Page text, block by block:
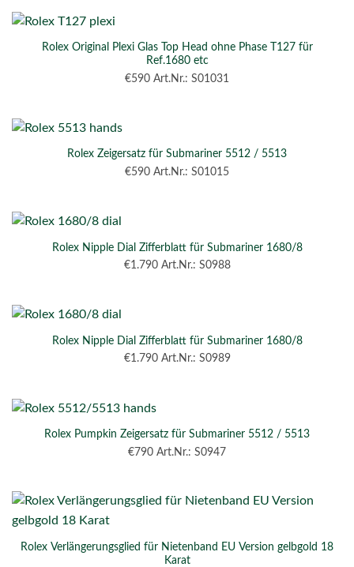
Rolex Original Plexi Glas Top Head ohne Phase T127 für
Ref.1680 etc
€590 Art.Nr.: S01031
Rolex Zeigersatz für Submariner 5512 / 5513
€590 Art.Nr.: S01015
Rolex Nipple Dial Zifferblatt für Submariner 1680/8
€1.790Art.Nr.: S0988
Rolex Nipple Dial Zifferblatt für Submariner 1680/8
€1.790Art.Nr.: S0989
Rolex Pumpkin Zeigersatz für Submariner 5512 / 5513
€790 Art.Nr.: S0947
Rolex Verlängerungsglied für Nietenband EU Version gelbgold 18
Karat